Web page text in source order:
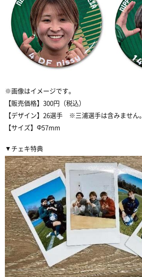
※画像はイメージです。
【販売価格】300円（税込）
【デザイン】26選手 ※三浦選手は含みません。
【サイズ】Φ57mm
▼チェキ特典